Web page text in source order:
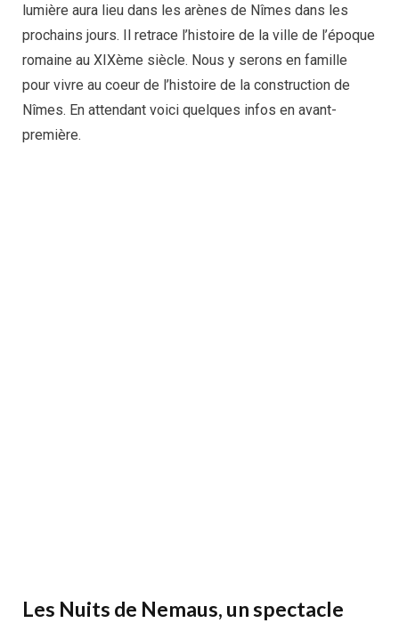
lumière aura lieu dans les arènes de Nîmes dans les
prochains jours. Il retrace l’histoire de la ville de l’époque
romaine au XIXème siècle. Nous y serons en famille
pour vivre au coeur de l’histoire de la construction de
Nîmes. En attendant voici quelques infos en avant-
première.
Les Nuits de Nemaus, un spectacle